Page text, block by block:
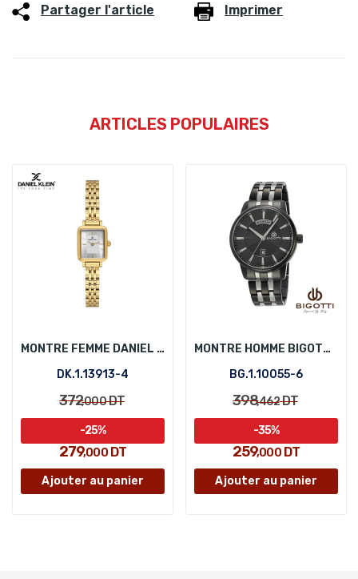
Partager l'article Imprimer
ARTICLES POPULAIRES
MONTRE FEMME DANIEL KLEIN DK.1.13913-4
DK.1.13913-4
372,000DT
279,000DT
-25%
Ajouter au panier
MONTRE HOMME BIGOTTI BG.1.10055-6
BG.1.10055-6
398,462DT
259,000DT
-35%
Ajouter au panier